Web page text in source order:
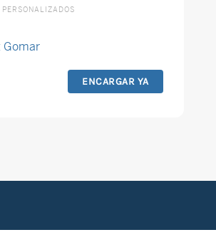
Gomar
ENCARGAR YA